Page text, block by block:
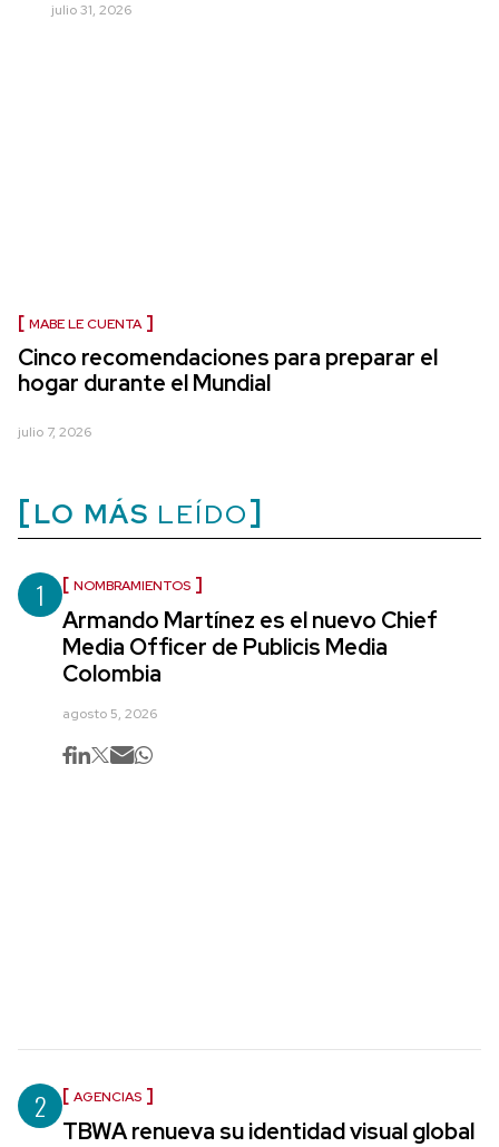
julio 31, 2026
MABE LE CUENTA
Cinco recomendaciones para preparar el
hogar durante el Mundial
julio 7, 2026
LO MÁS LEÍDO
1 NOMBRAMIENTOS
Armando Martínez es el nuevo Chief
Media Officer de Publicis Media
Colombia
agosto 5, 2026
2 AGENCIAS
TBWA renueva su identidad visual global